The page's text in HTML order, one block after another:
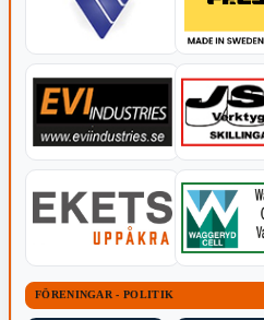
FÖRENINGAR - POLITIK